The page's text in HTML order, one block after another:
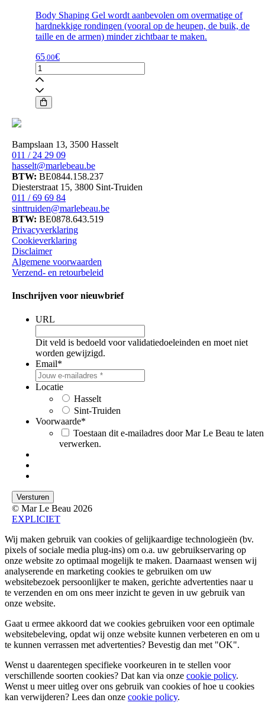
Body Shaping Gel wordt aanbevolen om overmatige of
hardnekkige rondingen (vooral op de heupen, de buik, de
taille en de armen) minder zichtbaar te maken.
65 ,00€
Body
Shaping
Gel
aantal
Bampslaan 13, 3500 Hasselt
011 / 24 29 09
hasselt@marlebeau.be
BTW: BE0844.158.237
Diesterstraat 15, 3800 Sint-Truiden
011 / 69 69 84
sinttruiden@marlebeau.be
BTW: BE0878.643.519
Privacyverklaring
Cookieverklaring
Disclaimer
Algemene voorwaarden
Verzend- en retourbeleid
Inschrijven voor nieuwbrief
URL
Dit veld is bedoeld voor validatiedoeleinden en moet niet
worden gewijzigd.
Email*
Locatie
Hasselt
Sint-Truiden
Voorwaarde*
Toestaan dit e-mailadres door Mar Le Beau te laten
verwerken.
© Mar Le Beau 2026
EXPLICIET
Wij maken gebruik van cookies of gelijkaardige technologieën (bv.
pixels of sociale media plug-ins) om o.a. uw gebruikservaring op
onze website zo optimaal mogelijk te maken. Daarnaast wensen wij
analyserende en marketing cookies te gebruiken om uw
websitebezoek persoonlijker te maken, gerichte advertenties naar u
te verzenden en om ons meer inzicht te geven in uw gebruik van
onze website.
Gaat u ermee akkoord dat we cookies gebruiken voor een optimale
websitebeleving, opdat wij onze website kunnen verbeteren en om u
te kunnen verrassen met advertenties? Bevestig dan met "OK".
Wenst u daarentegen specifieke voorkeuren in te stellen voor
verschillende soorten cookies? Dat kan via onze cookie policy.
Wenst u meer uitleg over ons gebruik van cookies of hoe u cookies
kan verwijderen? Lees dan onze cookie policy.